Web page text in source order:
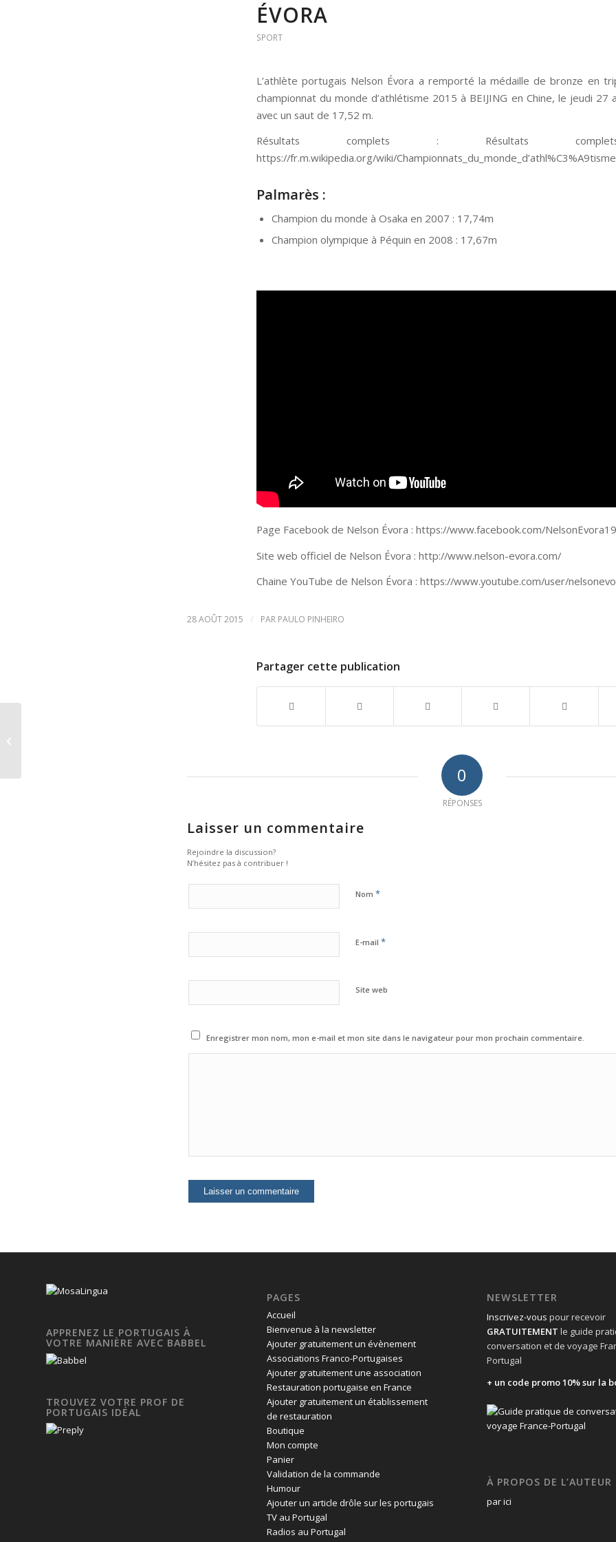
ÉVORA
SPORT
L’athlète portugais Nelson Évora a remporté la médaille de bronze en
championnat du monde d’athlétisme 2015 à BEIJING en Chine, le jeudi 27
avec un saut de 17,52 m.
Résultats complets : Résultats
https://fr.m.wikipedia.org/wiki/
Palmarès :
Champion du monde à Osaka en 2007 : 17,74m
Champion olympique à Péquin en 2008 : 17,67m
Page Facebook de Nelson Évora : https://www.facebook.com/
Site web officiel de Nelson Évora : http://www.nelson-evora.com/
Chaine YouTube de Nelson Évora : https://www.youtube.com/user/
28 AOÛT 2015 / PAR PAULO PINHEIRO
Partager cette publication
0
RÉPONSES
Laisser un commentaire
Rejoindre la discussion?
N’hésitez pas à contribuer !
Nom *
E-mail *
Site web
Enregistrer mon nom, mon e-mail et mon site dans le navigateur pour mon prochain commentaire.
APPRENEZ LE PORTUGAIS À
VOTRE MANIÈRE AVEC BABBEL
TROUVEZ VOTRE PROF DE
PORTUGAIS IDÉAL
PAGES
Accueil
Bienvenue à la newsletter
Ajouter gratuitement un évènement
Associations Franco-Portugaises
Ajouter gratuitement une association
Restauration portugaise en France
Ajouter gratuitement un établissement
de restauration
Boutique
Mon compte
Panier
Validation de la commande
Humour
Ajouter un article drôle sur les portugais
TV au Portugal
Radios au Portugal
NEWSLETTER
Inscrivez-vous pour recevoir
GRATUITEMENT le guide
conversation et de voyage
Portugal
+ un code promo 10% sur la
À PROPOS DE L’AUTEUR
par ici